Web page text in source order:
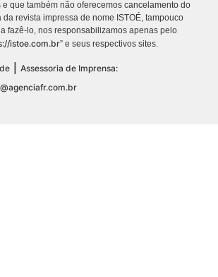
que também não oferecemos cancelamento do
revista impressa de nome ISTOÉ, tampouco
fazê-lo, nos responsabilizamos apenas pelo
istoe.com.br” e seus respectivos sites.
Assessoria de Imprensa: